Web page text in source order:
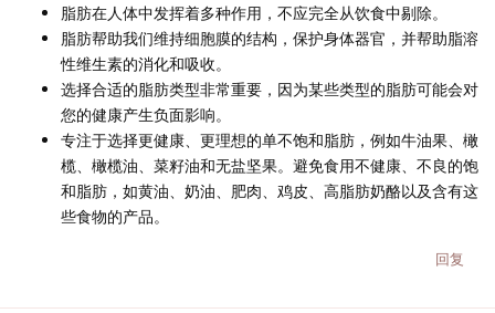
脂肪在人体中发挥着多种作用，不应完全从饮食中剔除。
脂肪帮助我们维持细胞膜的结构，保护身体器官，并帮助脂溶
性维生素的消化和吸收。
选择合适的脂肪类型非常重要，因为某些类型的脂肪可能会对
您的健康产生负面影响。
专注于选择更健康、更理想的单不饱和脂肪，例如牛油果、橄
榄、橄榄油、菜籽油和无盐坚果。避免食用不健康、不良的饱
和脂肪，如黄油、奶油、肥肉、鸡皮、高脂肪奶酪以及含有这
些食物的产品。
回复